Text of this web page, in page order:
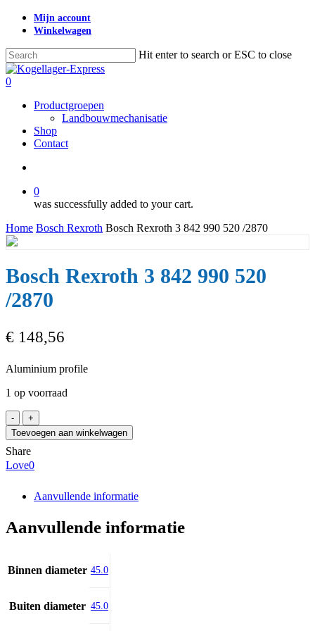
Skip
content
Mijn account
Winkelwagen
Hit enter to search or ESC to close
Close
Search
search
0
Productgroepen
Landbouwmechanisatie
Shop
Contact
0
was successfully added to your cart.
Home Bosch Rexroth Bosch Rexroth 3 842 990 520 /2870
Bosch Rexroth 3 842 990 520
/2870
€ 148,56
Aluminium profile
1 op voorraad
Bosch
Rexroth
3
842
990
/2870
aantal
Toevoegen aan winkelwagen
Share
Love0
Aanvullende informatie
Aanvullende informatie
Binnen diameter 45.0
Buiten diameter 45.0